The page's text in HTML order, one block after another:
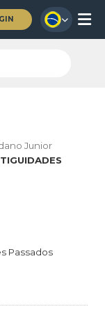
LOGIN
Junior
Passados